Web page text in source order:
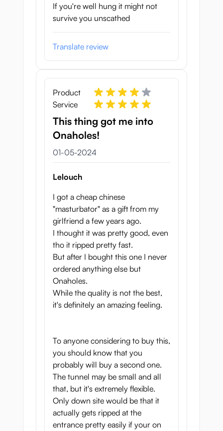
If you're well hung it might not
survive you unscathed
Translate review
Product
Service
This thing got me into
Onaholes!
1 mei 2024
01-05-2024
Lelouch
I got a cheap chinese
"masturbator" as a gift from my
girlfriend a few years ago.
I thought it was pretty good, even
tho it ripped pretty fast.
But after I bought this one I never
ordered anything else but
Onaholes.
While the quality is not the best,
it's definitely an amazing feeling.
To anyone considering to buy this,
you should know that you
probably will buy a second one.
The tunnel may be small and all
that, but it's extremely flexible.
Only down site would be that it
actually gets ripped at the
entrance pretty easily if your on